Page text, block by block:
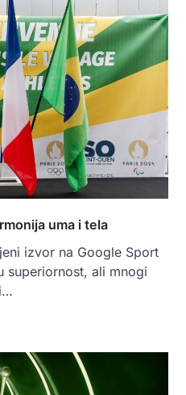
uma i tela
izvor na Google Sport
superiornost, ali mnogi